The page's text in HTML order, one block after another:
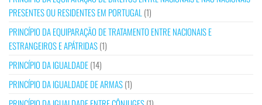
PRESENTES OU RESIDENTES EM PORTUGAL (1)
PRINCÍPIO DA EQUIPARAÇÃO DE TRATAMENTO ENTRE NACIONAIS E
ESTRANGEIROS E APÁTRIDAS(1)
PRINCÍPIO DA IGUALDADE(14)
PRINCÍPIO DA IGUALDADE DE ARMAS(1)